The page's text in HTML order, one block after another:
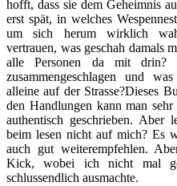
hofft, dass sie dem Geheimnis
erst spät, in welches
um sich herum wirklich
vertrauen, was geschah damals
alle Personen da mit
zusammengeschlagen und
alleine auf der Strasse?Dieses
den Handlungen kann man
authentisch geschrieben. Aber
beim lesen nicht auf mich? Es
auch gut weiterempfehlen.
Kick, wobei ich nicht mal
schlussendlich ausmachte.